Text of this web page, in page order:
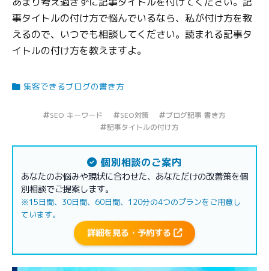
事タイトルの付け方で悩んでいるなら、私が付け方を教
えるので、いつでも相談してください。読まれる記事タ
イトルの付け方を教えますよ。
集客できるブログの書き方
SEO キーワード SEO対策
ブログ記事 書き方
記事タイトルの付け方
個別相談のご案内
あなたのお悩みや現状に合わせた、あなただけの改善策を個
別相談でご提案します。
※15日間、30日間、60日間、120分の4つのプランをご用意し
ています。
詳細を見る・予約する